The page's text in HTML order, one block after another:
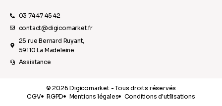
03 74 47 45 42
contact@digicomarket.fr
25 rue Bernard Ruyant,
59110 La Madeleine
Assistance
© 2026 Digicomarket - Tous droits réservés
CGV
RGPD Mentions légales Conditions d'utilisations